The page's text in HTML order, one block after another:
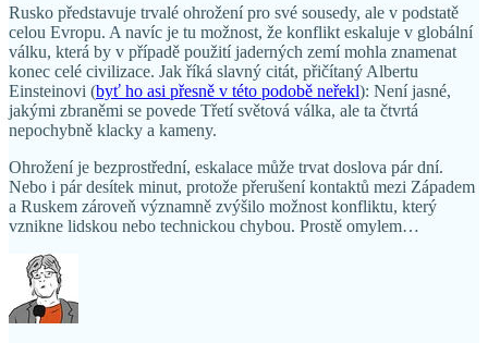
Rusko představuje trvalé ohrožení pro své sousedy, ale v podstatě
celou Evropu. A navíc je tu možnost, že konflikt eskaluje v globální
válku, která by v případě použití jaderných zemí mohla znamenat
konec celé civilizace. Jak říká slavný citát, přičítaný Albertu
Einsteinovi (byť ho asi přesně v této podobě neřekl): Není jasné,
jakými zbraněmi se povede Třetí světová válka, ale ta čtvrtá
nepochybně klacky a kameny.
Ohrožení je bezprostřední, eskalace může trvat doslova pár dní.
Nebo i pár desítek minut, protože přerušení kontaktů mezi Západem
a Ruskem zároveň významně zvýšilo možnost konfliktu, který
vznikne lidskou nebo technickou chybou. Prostě omylem…